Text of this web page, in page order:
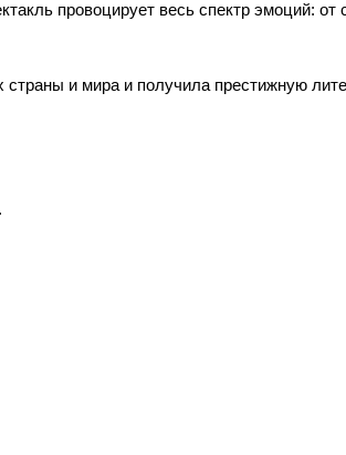
провоцирует весь спектр эмоций: от
и мира и получила престижную